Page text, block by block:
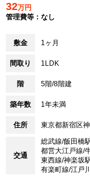
32万円
管理費等：なし
敷金 1ヶ月
間取り 1LDK
階 5階/8階建
築年数 1年未満
住所 東京都新宿区
交通
総武線/飯田橋
都営大江戸線/
東西線/神楽坂
有楽町線/江戸